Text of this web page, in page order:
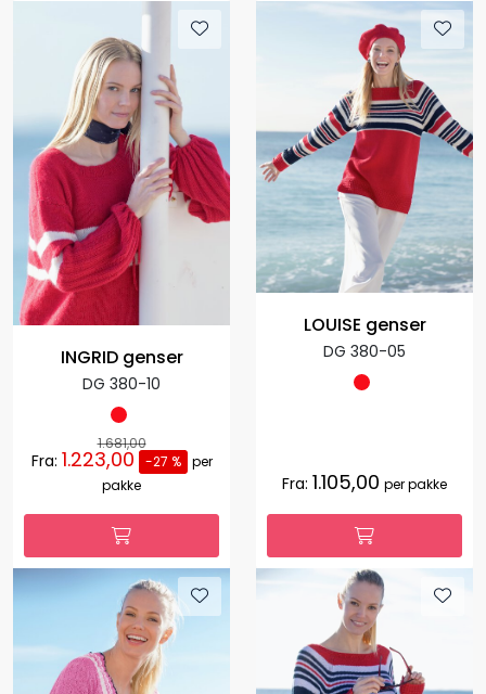
INGRID genser
DG 380-10
1.681,00
Fra: 1.223,00 -27 %
per
pakke
LOUISE genser
DG 380-05
Fra: 1.105,00 per pakke